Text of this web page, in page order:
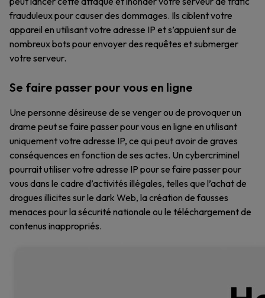
frauduleux pour causer des dommages. Ils ciblent votre
appareil en utilisant votre adresse IP et s’appuient sur de
nombreux bots pour envoyer des requêtes et submerger
votre serveur.
Se faire passer pour vous en ligne
Une personne désireuse de se venger ou de provoquer un
drame peut se faire passer pour vous en ligne en utilisant
uniquement votre adresse IP, ce qui peut avoir de graves
conséquences en fonction de ses actes. Un cybercriminel
pourrait utiliser votre adresse IP pour se faire passer pour
vous dans le cadre d’activités illégales, telles que l’achat de
drogues illicites sur le dark Web, la création de fausses
menaces pour la sécurité nationale ou le téléchargement de
contenus inappropriés.